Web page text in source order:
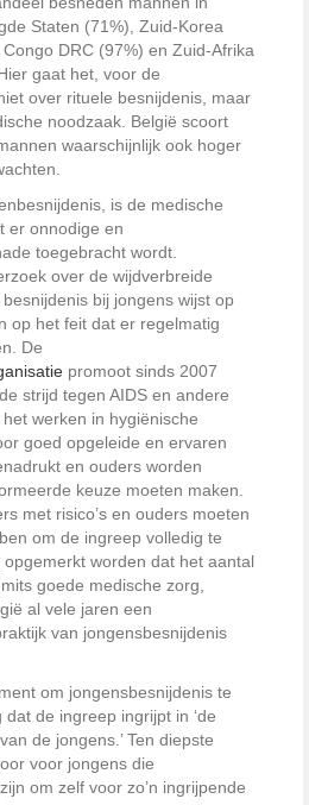
Staten (71%), Zuid-Korea
DRC (97%) en Zuid-Afrika
gaat het, voor de
over rituele besnijdenis, maar
noodzaak. België scoort
waarschijnlijk ook hoger
is de medische
er onnodige en
toegebracht wordt.
over de wijdverbreide
bij jongens wijst op
op het feit dat er regelmatig
De
promoot sinds 2007
strijd tegen AIDS en andere
het werken in hygiënische
goed opgeleide en ervaren
en ouders worden
keuze moeten maken.
met risico’s en ouders moeten
om de ingreep volledig te
worden dat het aantal
goede medische zorg,
al vele jaren een
van jongensbesnijdenis
om jongensbesnijdenis te
de ingreep ingrijpt in ‘de
de jongens.’ Ten diepste
voor jongens die
om zelf voor zo’n ingrijpende